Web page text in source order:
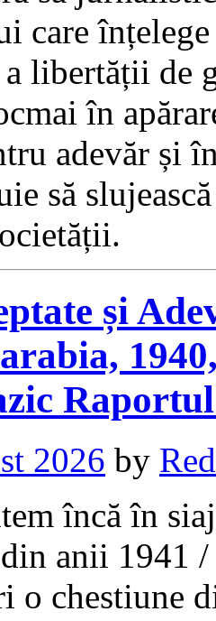
care
libertății de
în
adevăr și
să
și
2026 by
încă în
anii 1941
o chestiune